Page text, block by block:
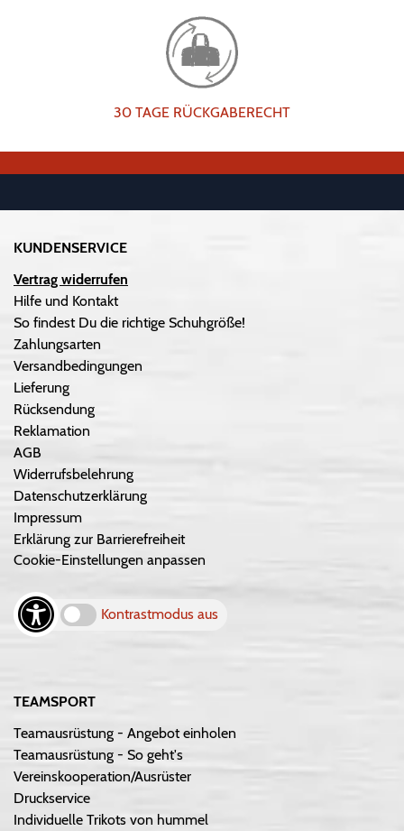
30 TAGE RÜCKGABERECHT
KUNDENSERVICE
Vertrag widerrufen
Hilfe und Kontakt
So findest Du die richtige Schuhgröße!
Zahlungsarten
Versandbedingungen
Lieferung
Rücksendung
Reklamation
AGB
Widerrufsbelehrung
Datenschutzerklärung
Impressum
Erklärung zur Barrierefreiheit
Cookie-Einstellungen anpassen
Kontrastmodus aus
TEAMSPORT
Teamausrüstung - Angebot einholen
Teamausrüstung - So geht's
Vereinskooperation/Ausrüster
Druckservice
Individuelle Trikots von hummel